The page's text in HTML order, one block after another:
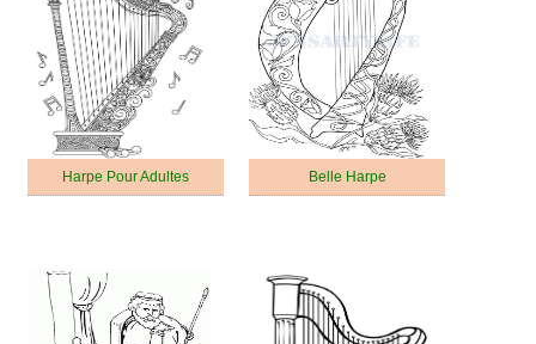
Harpe Pour Adultes Belle Harpe